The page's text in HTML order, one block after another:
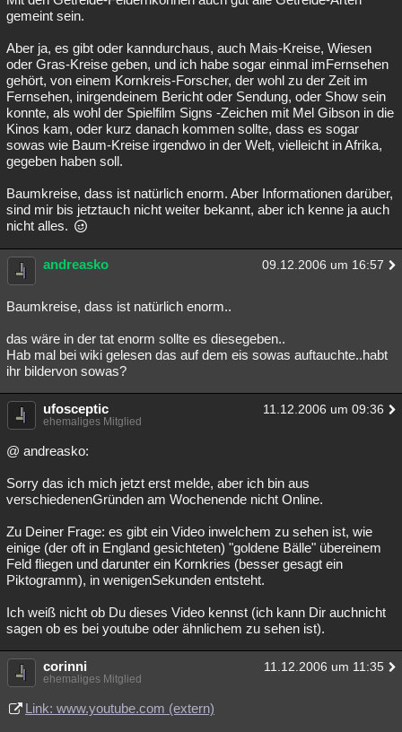
gemeint sein.
Aber ja, es gibt oder kanndurchaus, auch Mais-Kreise, Wiesen
oder Gras-Kreise geben, und ich habe sogar einmal imFernsehen
gehört, von einem Kornkreis-Forscher, der wohl zu der Zeit im
Fernsehen, inirgendeinem Bericht oder Sendung, oder Show sein
konnte, als wohl der Spielfilm Signs -Zeichen mit Mel Gibson in die
Kinos kam, oder kurz danach kommen sollte, dass es sogar
sowas wie Baum-Kreise irgendwo in der Welt, vielleicht in Afrika,
gegeben haben soll.
Baumkreise, dass ist natürlich enorm. Aber Informationen darüber,
sind mir bis jetztauch nicht weiter bekannt, aber ich kenne ja auch
nicht alles.
andreasko 09.12.2006 um 16:57
Baumkreise, dass ist natürlich enorm..
das wäre in der tat enorm sollte es diesegeben..
Hab mal bei wiki gelesen das auf dem eis sowas auftauchte..habt
ihr bildervon sowas?
ufosceptic 11.12.2006 um 09:36
ehemaliges Mitglied
@ andreasko:
Sorry das ich mich jetzt erst melde, aber ich bin aus
verschiedenenGründen am Wochenende nicht Online.
Zu Deiner Frage: es gibt ein Video inwelchem zu sehen ist, wie
einige (der oft in England gesichteten) "goldene Bälle" übereinem
Feld fliegen und darunter ein Kornkries (besser gesagt ein
Piktogramm), in wenigenSekunden entsteht.
Ich weiß nicht ob Du dieses Video kennst (ich kann Dir auchnicht
sagen ob es bei youtube oder ähnlichem zu sehen ist).
corinni 11.12.2006 um 11:35
ehemaliges Mitglied
Link: www.youtube.com (extern)